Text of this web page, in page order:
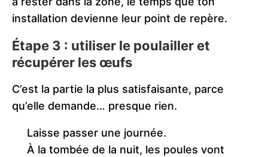
installation devienne leur point de repère.
Étape 3 : utiliser le poulailler et
récupérer les œufs
C’est la partie la plus satisfaisante, parce
qu’elle demande… presque rien.
Laisse passer une journée.
À la tombée de la nuit, les poules vont